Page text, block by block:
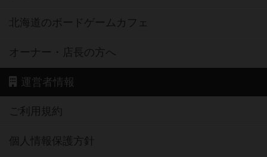
北海道のボードゲームカフェ
オーナー・店長の方へ
運営者情報
ご利用規約
個人情報保護方針